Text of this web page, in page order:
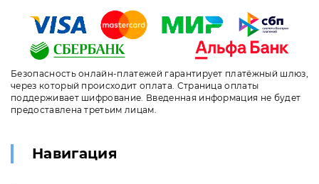
Безопасность онлайн-платежей гарантирует платёжный шлюз,
через который происходит оплата. Страница оплаты
поддерживает шифрование. Введенная информация не будет
предоставлена третьим лицам.
Навигация